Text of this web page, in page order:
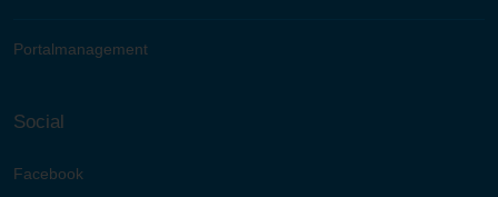
Portalmanagement
Social
Facebook